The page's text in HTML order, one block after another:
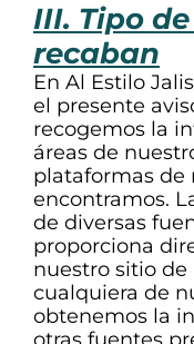
III. Tipo
recaban
En Al Estilo
el presente
recogemos la
áreas de
plataformas de
encontramos.
de diversas
proporciona
nuestro sitio de
cualquiera de
obtenemos la